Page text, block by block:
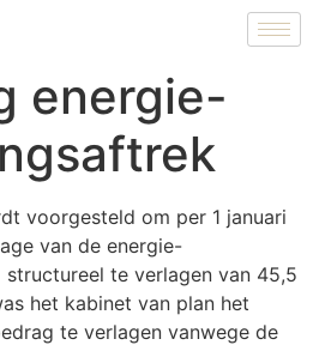
energie-
voorgesteld om per 1 januari
van de energie-
te verlagen van 45,5
het kabinet van plan het
te verlagen vanwege de